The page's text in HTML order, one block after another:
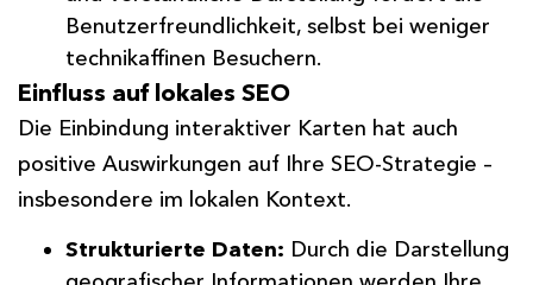
Benutzerfreundlichkeit, selbst bei weniger
technikaffinen Besuchern.
Einfluss auf lokales SEO
Die Einbindung interaktiver Karten hat auch
positive Auswirkungen auf Ihre SEO-Strategie –
insbesondere im lokalen Kontext.
Strukturierte Daten: Durch die Darstellung